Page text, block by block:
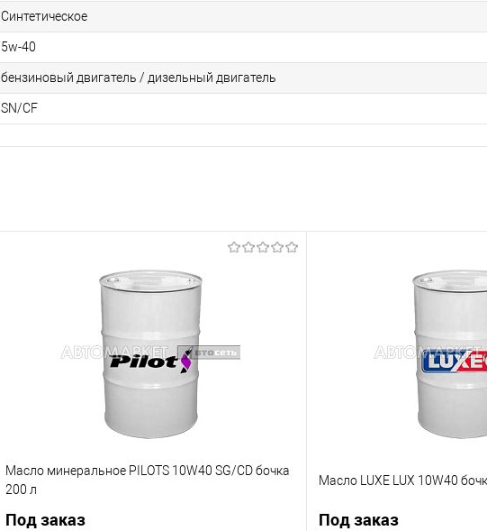
Синтетическое
5w-40
бензиновый двигатель / дизельный двигатель
SN/CF
Масло минеральное PILOTS 10W40 SG/CD бочка
200 л
Под заказ
Масло LUXE LUX 10W40
Под заказ